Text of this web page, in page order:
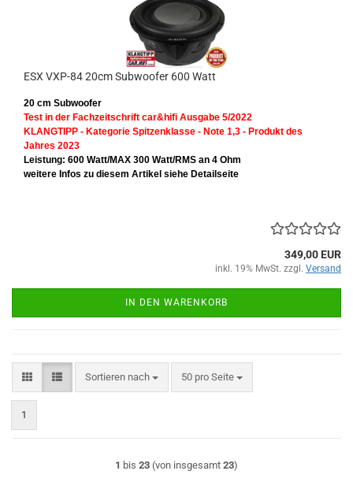
ESX VXP-84 20cm Subwoofer 600 Watt
20 cm Subwoofer
Test in der Fachzeitschrift car&hifi Ausgabe 5/2022
KLANGTIPP - Kategorie Spitzenklasse - Note 1,3 - Produkt des
Jahres 2023
Leistung: 600 Watt/MAX 300 Watt/RMS an 4 Ohm
weitere Infos zu diesem Artikel siehe Detailseite
349,00 EUR
inkl. 19% MwSt. zzgl. Versand
IN DEN WARENKORB
Sortieren nach
Sortieren nach 50 pro Seite
pro Seite
1
1 bis 23 (von insgesamt 23)